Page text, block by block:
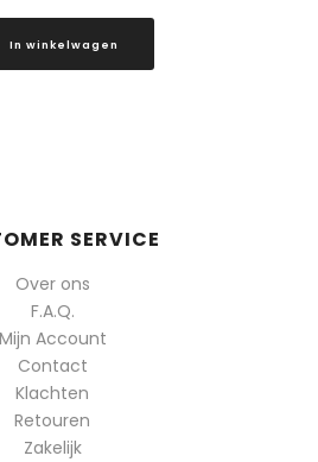
In winkelwagen
SERVICE
Over ons
F.A.Q.
Mijn Account
Contact
Klachten
Retouren
Zakelijk